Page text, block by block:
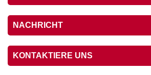
NACHRICHT
KONTAKTIERE UNS